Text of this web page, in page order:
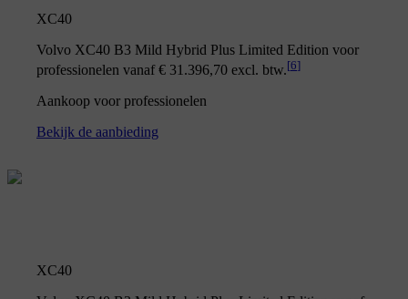
XC40
Volvo XC40 B3 Mild Hybrid Plus Limited Edition voor
professionelen vanaf € 31.396,70 excl. btw.[6]
Aankoop voor professionelen
Bekijk de aanbieding
XC40